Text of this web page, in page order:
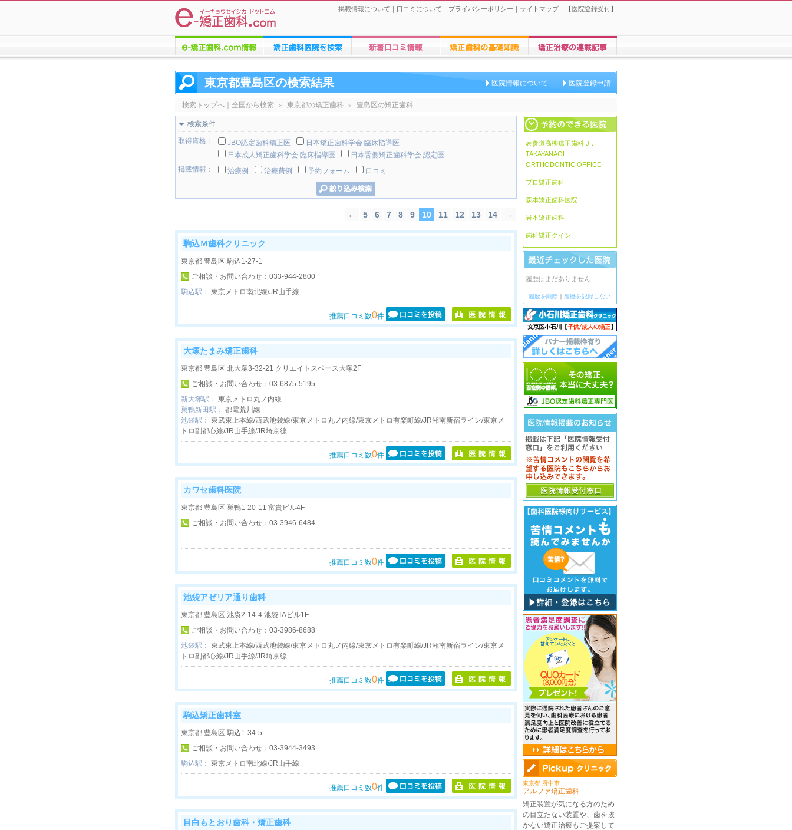
｜ 掲載情報について ｜ 口コミについて ｜ プライバシーポリシー ｜ サイトマップ｜【 医院登録受付】
情報
東京都豊島区の検索結果 医院情報について 医院登録申請
検索トップへ 全国から検索 ＞ 東京都の矯正歯科 ＞ 豊島区の矯正歯科
検索条件
取得資格： JBO認定歯科矯正医
日本矯正歯科学会 臨床指導医
日本成人矯正歯科学会 臨床指導医
日本舌側矯正歯科学会 認定医
掲載情報：
治療例 治療費例 予約フォーム 口コミ
← 5 6 7 8 9 10 11 12 13 14 →
駒込Ｍ歯科クリニック
東京都 豊島区 駒込1-27-1
ご相談・お問い合わせ： 033-944-2800
駒込駅： 東京メトロ南北線/JR山手線
推薦口コミ数0件
大塚たまみ矯正歯科
東京都 豊島区 北大塚3-32-21 クリエイトスペース大塚2F
ご相談・お問い合わせ： 03-6875-5195
新大塚駅： 東京メトロ丸ノ内線
巣鴨新田駅： 都電荒川線
池袋駅： 東武東上本線/西武池袋線/東京メトロ丸ノ内線/東京メトロ有楽町線/JR湘南新宿ライン/東京メ
トロ副都心線/JR山手線/JR埼京線
推薦口コミ数0件
カワセ歯科医院
東京都 豊島区 巣鴨1-20-11 富貴ビル4F
ご相談・お問い合わせ： 03-3946-6484
推薦口コミ数0件
池袋アゼリア通り歯科
東京都 豊島区 池袋2-14-4 池袋TAビル1F
ご相談・お問い合わせ： 03-3986-8688
池袋駅： 東武東上本線/西武池袋線/東京メトロ丸ノ内線/東京メトロ有楽町線/JR湘南新宿ライン/東京メ
トロ副都心線/JR山手線/JR埼京線
推薦口コミ数0件
駒込矯正歯科室
東京都 豊島区 駒込1-34-5
ご相談・お問い合わせ： 03-3944-3493
駒込駅： 東京メトロ南北線/JR山手線
推薦口コミ数0件
目白もとおり歯科・矯正歯科
表参道高柳矯正歯科 J．
TAKAYANAGI
ORTHODONTIC OFFICE
プロ矯正歯科
森本矯正歯科医院
岩本矯正歯科
歯科矯正クイン
履歴はまだありません
履歴を削除 ｜ 履歴を記録しない
東京都 府中市
アルファ矯正歯科
矯正装置が気になる方のため
の目立たない装置や、歯を抜
かない矯正治療もご提案して